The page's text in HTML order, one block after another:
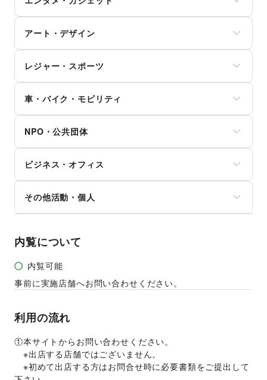
食器・陶磁器
その他インテリア・生活雑貨
冠婚葬祭
資格・習い事
リフォーム
住宅（購入・賃貸）
たばこ
修理・メンテナンス
就職・転職・求人
塾・家庭教師
おもちゃ・絵本
その他子育て・教育
美容・コスメ・香水
ヘアケア・シャンプー
美容家電
ヘアサロン・ネイルサロン
マッサージ・整体
女性用品・フェムテック
コンタクトレンズ
医療・医薬品
その他美容・健康
スマホアクセサリー
ガジェット
ゲーム
アニメ
コミック・マンガ
アイドル・芸能人
CD・DVD・本・雑誌
Webメディア・アプリ
テレビ・ドラマ
映画
音楽・ライブ
演劇
占い
その他エンタメ・ガジェット
アート・デザイン
写真・イラストレーション
立体作品・彫刻
その他アート・デザイン
レジャー・スポーツ
キャンプ・アウトドア
野球
サッカー
バスケットボール
ゴルフ
その他レジャー・スポーツ
車・バイク・モビリティ
バイク・オートバイ
自転車・ロードバイク
マイクロモビリティ
その他車・バイク・モビリティ
NPO・公共団体
外国団体・大使館
募金・寄付
NPO・ボランティア活動
その他NPO・公共団体
ビジネス・オフィス
オフィス家具・OA機器
イベント企画・運営
その他活動・個人
内覧について
内覧可能
事前に実施店舗へお問い合わせください。
利用の流れ
①本サイトからお問い合わせください。
※出店する店舗ではございません。
※初めて出店する方はお問合せ時に必要書類をご提出して